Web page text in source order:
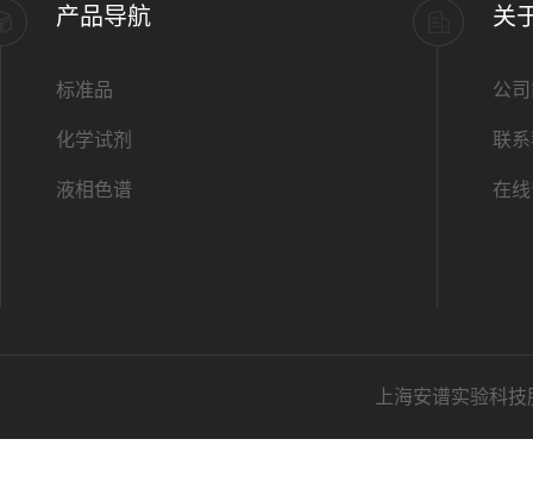
产品导航
标准品
化学试剂
液相色谱
关
公
联
在
上海安谱实验科